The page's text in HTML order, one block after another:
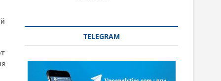
TELEGRAM